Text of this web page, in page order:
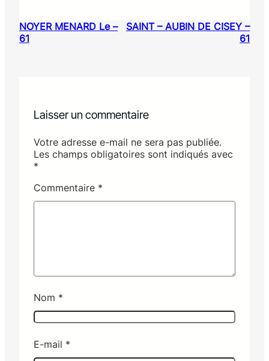
NOYER MENARD Le –
61
SAINT – AUBIN DE CISEY –
61
Laisser un commentaire
Votre adresse e-mail ne sera pas publiée.
Les champs obligatoires sont indiqués avec
*
Commentaire *
Nom *
E-mail *